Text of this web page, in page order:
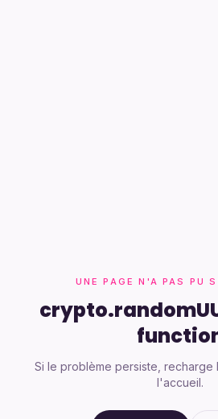
UNE PAGE N'A PAS PU
Si le problème persiste, recharge
l'accueil.